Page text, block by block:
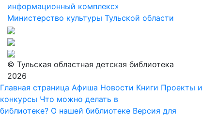
информационный комплекс»
Министерство культуры Тульской области
© Тульская областная детская библиотека
2026
Главная страница Афиша Новости Книги Проекты и
конкурсы Что можно делать в
библиотеке? О нашей библиотеке Версия для